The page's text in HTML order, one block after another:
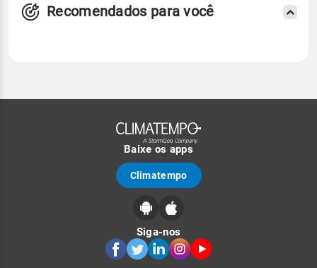
Recomendados para você
Baixe os apps
Climatempo
Siga-nos